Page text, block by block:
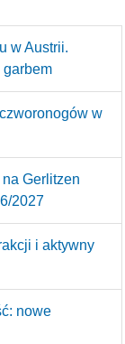
w Austrii.
garbem
w
Gerlitzen
2027
i aktywny
nowe